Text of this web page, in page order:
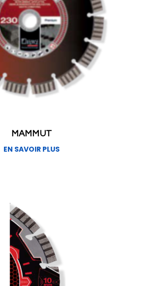
MAMMUT
EN SAVOIR PLUS